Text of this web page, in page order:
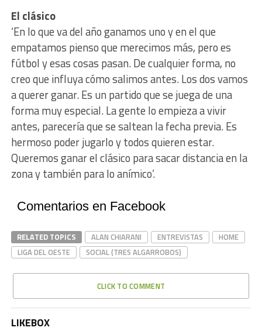
El clásico
‘En lo que va del año ganamos uno y en el que
empatamos pienso que merecimos más, pero es
fútbol y esas cosas pasan. De cualquier forma, no
creo que influya cómo salimos antes. Los dos vamos
a querer ganar. Es un partido que se juega de una
forma muy especial. La gente lo empieza a vivir
antes, parecería que se saltean la fecha previa. Es
hermoso poder jugarlo y todos quieren estar.
Queremos ganar el clásico para sacar distancia en la
zona y también para lo anímico’.
Comentarios en Facebook
RELATED TOPICS ALAN CHIARANI ENTREVISTAS
HOME
LIGA DEL OESTE
SOCIAL (TRES ALGARROBOS)
CLICK TO COMMENT
LIKEBOX